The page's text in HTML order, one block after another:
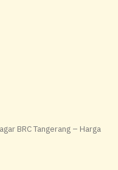
BRC Tangerang – Harga
Rp1.456.950